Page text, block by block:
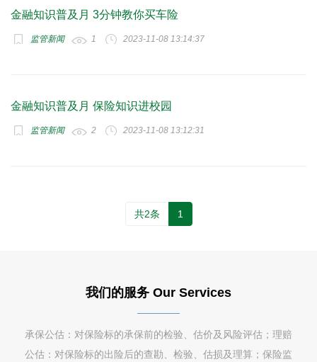
金融知识普及月 3分钟教你买车险
监管新闻 1 2023-11-08 13:14:37
金融知识普及月 保险知识进校园
监管新闻 2 2023-11-08 13:12:31
共2条 1
我们的服务 Our Services
承保公估：对保险标的承保前的检验、估价及风险评估；理赔
公估：对保险标的出险后的查勘、检验、估损及理算；保险监